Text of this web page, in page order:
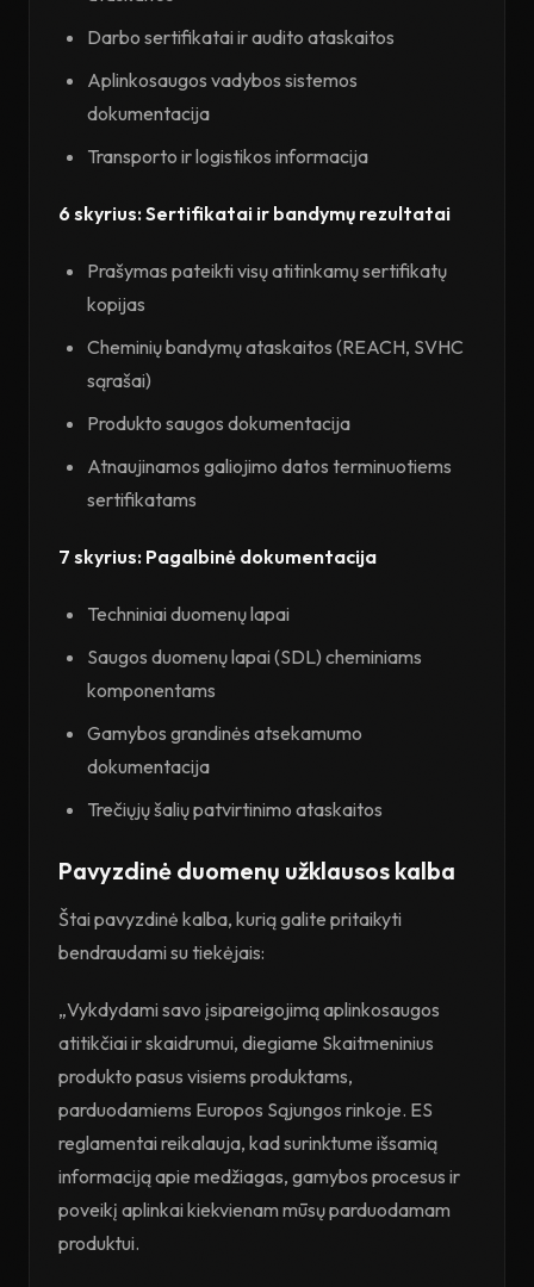
Darbo sertifikatai ir audito ataskaitos
Aplinkosaugos vadybos sistemos
dokumentacija
Transporto ir logistikos informacija
6 skyrius: Sertifikatai ir bandymų rezultatai
Prašymas pateikti visų atitinkamų sertifikatų
kopijas
Cheminių bandymų ataskaitos (REACH, SVHC
sąrašai)
Produkto saugos dokumentacija
Atnaujinamos galiojimo datos terminuotiems
sertifikatams
7 skyrius: Pagalbinė dokumentacija
Techniniai duomenų lapai
Saugos duomenų lapai (SDL) cheminiams
komponentams
Gamybos grandinės atsekamumo
dokumentacija
Trečiųjų šalių patvirtinimo ataskaitos
Pavyzdinė duomenų užklausos kalba
Štai pavyzdinė kalba, kurią galite pritaikyti
bendraudami su tiekėjais:
„Vykdydami savo įsipareigojimą aplinkosaugos
atitikčiai ir skaidrumui, diegiame Skaitmeninius
produkto pasus visiems produktams,
parduodamiems Europos Sąjungos rinkoje. ES
reglamentai reikalauja, kad surinktume išsamią
informaciją apie medžiagas, gamybos procesus ir
poveikį aplinkai kiekvienam mūsų parduodamam
produktui.